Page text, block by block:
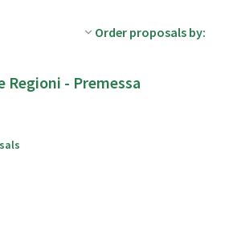
Order proposals by:
Regioni - Premessa